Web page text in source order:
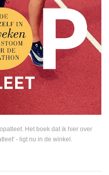
Het boek dat ik hier over
- ligt nu in de winkel.